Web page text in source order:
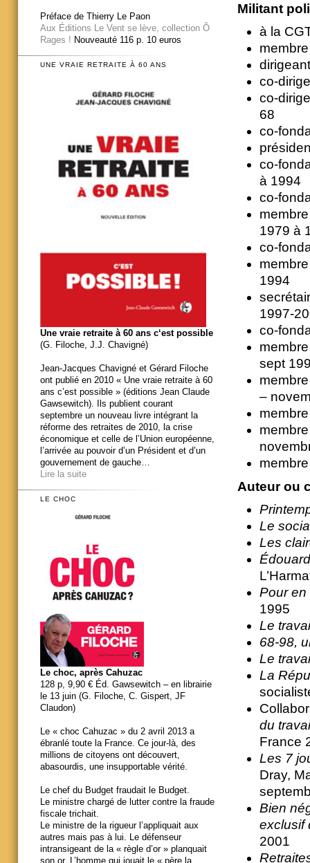
Militant
à la
co-
co-
68
co-
co-
à 1994
co-
1979 à
co-
1994
1997-
co-
sept
–
Auteur ou
Le
Les
Pour en
1995
Le
68-98,
Le
La
du
France
Les 7
Dray,
Bien
exclusif
2001
Préface de Thierry Le Paon
Aux Éditions Le Vent se lève, collection Ô
Rages ! Nouveauté 116 p. 10 euros
UNE VRAIE RETRAITE À 60 ANS
Une vraie retraite à 60 ans c‘est possible
(G. Filoche, J.J. Chavigné)
Jean-Jacques Chavigné et Gérard Filoche
ont publié en 2010 « Une vraie retraite à 60
ans c’est possible » (éditions Jean Claude
Gawsewitch). Ils publient courant
septembre un nouveau livre intégrant la
réforme des retraites de 2010, la crise
économique et celle de l’Union européenne,
l’arrivée au pouvoir d’un Président et d’un
gouvernement de gauche…
Lire la suite
LE CHOC
Le choc, après Cahuzac
128 p, 9,90 € Éd. Gawsewitch – en librairie
le 13 juin (G. Filoche, C. Gispert, JF
Claudon)
Le « choc Cahuzac » du 2 avril 2013 a
ébranlé toute la France. Ce jour-là, des
millions de citoyens ont découvert,
abasourdis, une insupportable vérité.
Le chef du Budget fraudait le Budget.
Le ministre chargé de lutter contre la fraude
fiscale trichait.
Le ministre de la rigueur l’appliquait aux
autres mais pas à lui. Le défenseur
intransigeant de la « règle d’or » planquait
son or. L’homme qui jouait le « père la